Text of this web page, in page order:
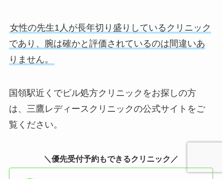
女性の先生1人が長年切り盛りしているクリニック
であり、腕は確かと評価されているのは間違いあ
りません。
国領駅近くでピル処方クリニックをお探しの方
は、三鷹レディースクリニックの公式サイトをご
覧ください。
＼優先受付予約もできるクリニック／